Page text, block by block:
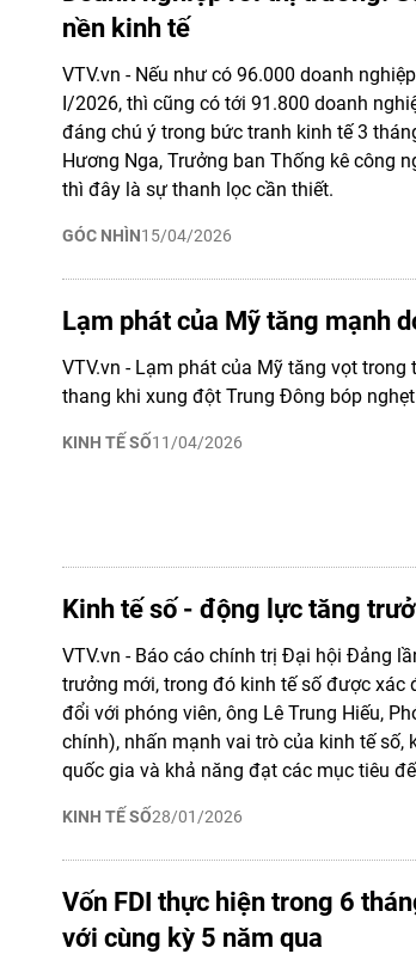
nền kinh tế
GÓC NHÌN15/04/2026
VTV.vn - Nếu như có 96.000 doanh
I/2026, thì cũng có tới 91.800 doanh
đáng chú ý trong bức tranh kinh tế 3
Hương Nga, Trưởng ban Thống kê công
thì đây là sự thanh lọc cần thiết.
Lạm phát của Mỹ tăng mạnh
KINH TẾ SỐ11/04/2026
VTV.vn - Lạm phát của Mỹ tăng vọt
thang khi xung đột Trung Đông bóp
Kinh tế số - động lực tăng
KINH TẾ SỐ28/01/2026
VTV.vn - Báo cáo chính trị Đại hội Đảng
trưởng mới, trong đó kinh tế số được xác
đổi với phóng viên, ông Lê Trung Hiếu,
chính), nhấn mạnh vai trò của kinh tế số,
quốc gia và khả năng đạt các mục tiêu
Vốn FDI thực hiện trong 6
với cùng kỳ 5 năm qua